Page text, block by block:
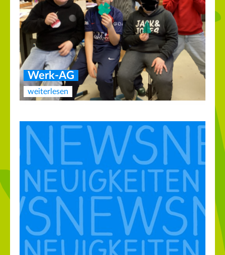
Werk-AG
weiterlesen